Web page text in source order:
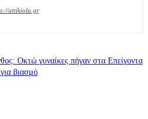
attikiola.gr
Οκτώ γυναίκες πήγαν στα Επείγοντα
βιασμό